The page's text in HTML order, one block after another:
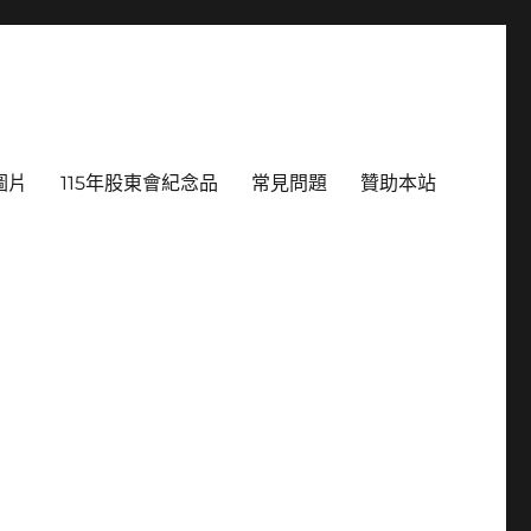
片 115年股東會紀念品 常見問題 贊助本站